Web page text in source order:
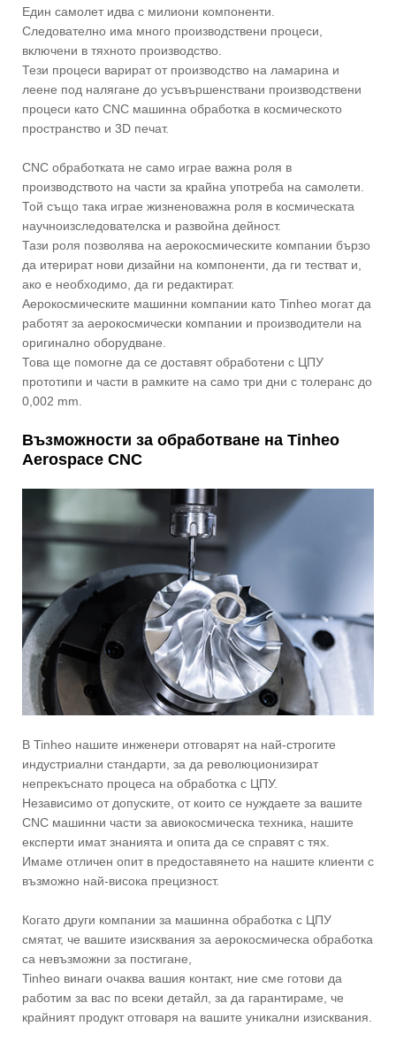
Един самолет идва с милиони компоненти.
Следователно има много производствени процеси,
включени в тяхното производство.
Тези процеси варират от производство на ламарина и
леене под налягане до усъвършенствани производствени
процеси като CNC машинна обработка в космическото
пространство и 3D печат.
CNC обработката не само играе важна роля в
производството на части за крайна употреба на самолети.
Той също така играе жизненоважна роля в космическата
научноизследователска и развойна дейност.
Тази роля позволява на аерокосмическите компании бързо
да итерират нови дизайни на компоненти, да ги тестват и,
ако е необходимо, да ги редактират.
Аерокосмическите машинни компании като Tinheo могат да
работят за аерокосмически компании и производители на
оригинално оборудване.
Това ще помогне да се доставят обработени с ЦПУ
прототипи и части в рамките на само три дни с толеранс до
0,002 mm.
Възможности за обработване на Tinheo
Aerospace CNC
В Tinheo нашите инженери отговарят на най-строгите
индустриални стандарти, за да революционизират
непрекъснато процеса на обработка с ЦПУ.
Независимо от допуските, от които се нуждаете за вашите
CNC машинни части за авиокосмическа техника, нашите
експерти имат знанията и опита да се справят с тях.
Имаме отличен опит в предоставянето на нашите клиенти с
възможно най-висока прецизност.
Когато други компании за машинна обработка с ЦПУ
смятат, че вашите изисквания за аерокосмическа обработка
са невъзможни за постигане,
Tinheo винаги очаква вашия контакт, ние сме готови да
работим за вас по всеки детайл, за да гарантираме, че
крайният продукт отговаря на вашите уникални изисквания.